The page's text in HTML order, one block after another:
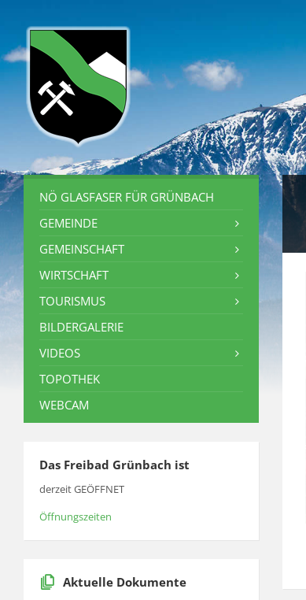
NÖ GLASFASER FÜR GRÜNBACH
GEMEINDE
GEMEINSCHAFT
WIRTSCHAFT
TOURISMUS
BILDERGALERIE
VIDEOS
TOPOTHEK
WEBCAM
Das Freibad Grünbach ist
derzeit GEÖFFNET
Öffnungszeiten
Aktuelle Dokumente